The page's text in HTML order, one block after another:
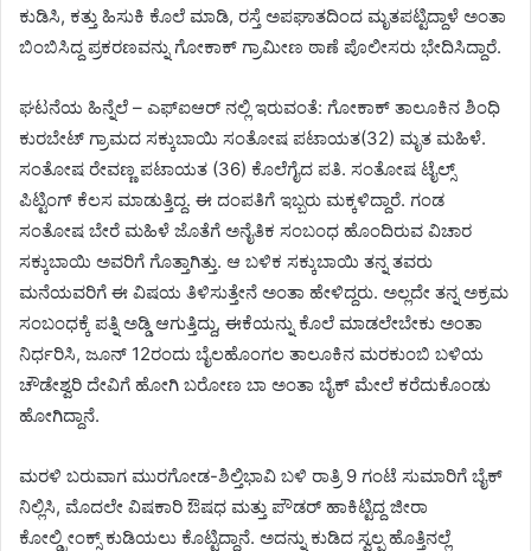
ಕುಡಿಸಿ, ಕತ್ತು ಹಿಸುಕಿ ಕೊಲೆ ಮಾಡಿ, ರಸ್ತೆ ಅಪಘಾತದಿಂದ ಮೃತಪಟ್ಟಿದ್ದಾಳೆ ಅಂತಾ
ಬಿಂಬಿಸಿದ್ದ ಪ್ರಕರಣವನ್ನು ಗೋಕಾಕ್ ಗ್ರಾಮೀಣ ಠಾಣೆ ಪೊಲೀಸರು ಭೇದಿಸಿದ್ದಾರೆ.
ಘಟನೆಯ ಹಿನ್ನೆಲೆ – ಎಫ್ಐಆರ್ ನಲ್ಲಿ ಇರುವಂತೆ: ಗೋಕಾಕ್ ತಾಲೂಕಿನ ಶಿಂಧಿ
ಕುರಬೇಟ್ ಗ್ರಾಮದ ಸಕ್ಕುಬಾಯಿ ಸಂತೋಷ ಪಟಾಯತ(32) ಮೃತ ಮಹಿಳೆ.
ಸಂತೋಷ ರೇವಣ್ಣ ಪಟಾಯತ (36) ಕೊಲೆಗೈದ ಪತಿ. ಸಂತೋಷ ಟೈಲ್ಸ್
ಪಿಟ್ಟಿಂಗ್ ಕೆಲಸ ಮಾಡುತ್ತಿದ್ದ. ಈ ದಂಪತಿಗೆ ಇಬ್ಬರು ಮಕ್ಕಳಿದ್ದಾರೆ. ಗಂಡ
ಸಂತೋಷ ಬೇರೆ ಮಹಿಳೆ ಜೊತೆಗೆ ಅನೈತಿಕ ಸಂಬಂಧ ಹೊಂದಿರುವ ವಿಚಾರ
ಸಕ್ಕುಬಾಯಿ ಅವರಿಗೆ ಗೊತ್ತಾಗಿತ್ತು. ಆ ಬಳಿಕ ಸಕ್ಕುಬಾಯಿ ತನ್ನ ತವರು
ಮನೆಯವರಿಗೆ ಈ ವಿಷಯ ತಿಳಿಸುತ್ತೇನೆ ಅಂತಾ ಹೇಳಿದ್ದರು. ಅಲ್ಲದೇ ತನ್ನ ಅಕ್ರಮ
ಸಂಬಂಧಕ್ಕೆ ಪತ್ನಿ ಅಡ್ಡಿ ಆಗುತ್ತಿದ್ದು, ಈಕೆಯನ್ನು ಕೊಲೆ ಮಾಡಲೇಬೇಕು ಅಂತಾ
ನಿರ್ಧರಿಸಿ, ಜೂನ್ 12ರಂದು ಬೈಲಹೊಂಗಲ ತಾಲೂಕಿನ ಮರಕುಂಬಿ ಬಳಿಯ
ಚೌಡೇಶ್ವರಿ ದೇವಿಗೆ ಹೋಗಿ ಬರೋಣ ಬಾ ಅಂತಾ ಬೈಕ್ ಮೇಲೆ ಕರೆದುಕೊಂಡು
ಹೋಗಿದ್ದಾನೆ.
ಮರಳಿ ಬರುವಾಗ ಮುರಗೋಡ-ಶಿಲ್ತಿಭಾವಿ ಬಳಿ ರಾತ್ರಿ 9 ಗಂಟೆ ಸುಮಾರಿಗೆ ಬೈಕ್
ನಿಲ್ಲಿಸಿ, ಮೊದಲೇ ವಿಷಕಾರಿ ಔಷಧ ಮತ್ತು ಪೌಡರ್ ಹಾಕಿಟ್ಟಿದ್ದ ಜೀರಾ
ಕೋಲ್ಡ್ರೀಂಕ್ಸ್ ಕುಡಿಯಲು ಕೊಟ್ಟಿದ್ದಾನೆ. ಅದನ್ನು ಕುಡಿದ ಸ್ವಲ್ಪ ಹೊತ್ತಿನಲ್ಲೆ